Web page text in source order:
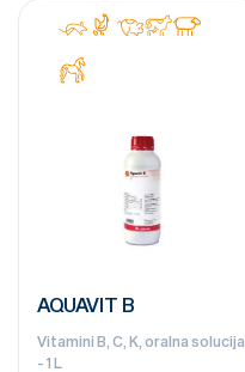
AQUAVIT B
Vitamini B, C, K, oralna solucija
- 1 L